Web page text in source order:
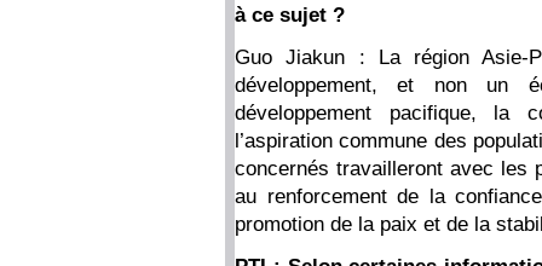
à ce sujet ?
Guo Jiakun : La région Asie-
développement, et non un
développement pacifique, la
l’aspiration commune des
concernés travailleront avec les
au renforcement de la
promotion de la paix et de la